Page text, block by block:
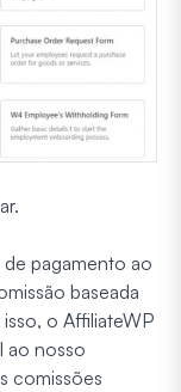
pagamento ao
baseada
o AffiliateWP
ao nosso
comissões